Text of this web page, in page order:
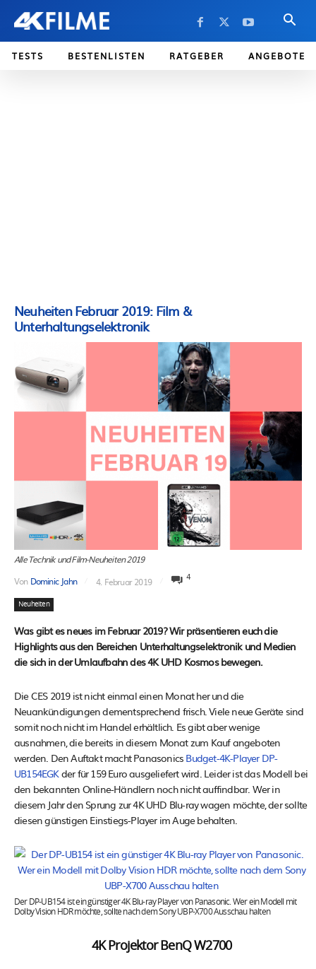
TESTS BESTENLISTEN RATGEBER ANGEBOTE
Neuheiten Februar 2019: Film &
Unterhaltungselektronik
Alle Technik und Film-Neuheiten 2019
Von Dominic Jahn 4. Februar 2019 4
Neuheiten
Was gibt es neues im Februar 2019? Wir präsentieren euch die
Highlights aus den Bereichen Unterhaltungselektronik und Medien
die sich in der Umlaufbahn des 4K UHD Kosmos bewegen.
Die CES 2019 ist nicht einmal einen Monat her und die
Neuankündigungen dementsprechend frisch. Viele neue Geräte sind
somit noch nicht im Handel erhältlich. Es gibt aber wenige
ausnahmen, die bereits in diesem Monat zum Kauf angeboten
werden. Den Auftakt macht Panasonics Budget-4K-Player DP-
UB154EGKder für 159 Euro ausgeliefert wird. Leider ist das Modell bei
den bekannten Online-Händlern noch nicht auffindbar. Wer in
diesem Jahr den Sprung zur 4K UHD Blu-ray wagen möchte, der sollte
diesen günstigen Einstiegs-Player im Auge behalten.
Der DP-UB154 ist ein günstiger 4K Blu-ray Player von Panasonic. Wer ein Modell mit
Dolby Vision HDR möchte, sollte nach dem Sony UBP-X700 Ausschau halten
4K Projektor BenQ W2700